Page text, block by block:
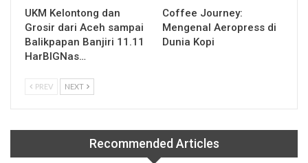
UKM Kelontong dan
Grosir dari Aceh sampai
Balikpapan Banjiri 11.11
HarBIGNas…
Coffee Journey:
Mengenal Aeropress di
Dunia Kopi
PREV NEXT
Recommended Articles